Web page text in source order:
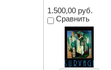
1.500,00 руб.
Сравнить